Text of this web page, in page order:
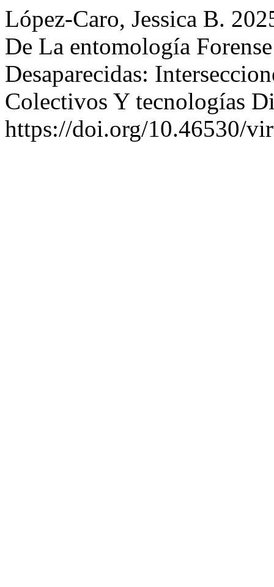
López-Caro, Jessica B.
De La entomología
Desaparecidas:
Colectivos Y tecnologías
https://doi.org/10.46530/